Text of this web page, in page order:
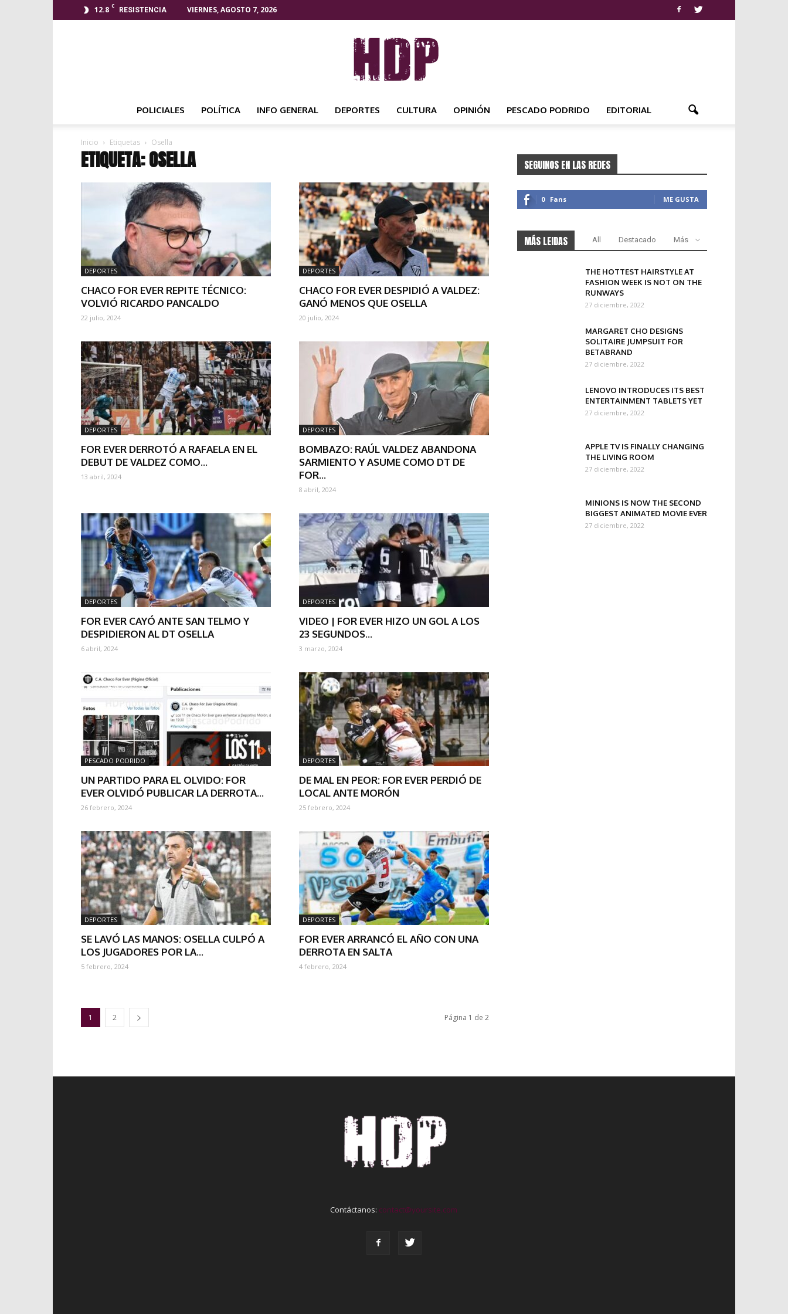
12.8 C
RESISTENCIA VIERNES, AGOSTO 7, 2026
NOTICIAS
POLICIALES POLÍTICA INFO GENERAL DEPORTES CULTURA OPINIÓN PESCADO PODRIDO EDITORIAL
Inicio Etiquetas Osella
ETIQUETA: OSELLA
DEPORTES
CHACO FOR EVER REPITE TÉCNICO:
VOLVIÓ RICARDO PANCALDO
22 julio, 2024
DEPORTES
CHACO FOR EVER DESPIDIÓ A VALDEZ:
GANÓ MENOS QUE OSELLA
20 julio, 2024
DEPORTES
FOR EVER DERROTÓ A RAFAELA EN EL
DEBUT DE VALDEZ COMO...
13 abril, 2024
DEPORTES
BOMBAZO: RAÚL VALDEZ ABANDONA
SARMIENTO Y ASUME COMO DT DE
FOR...
8 abril, 2024
DEPORTES
FOR EVER CAYÓ ANTE SAN TELMO Y
DESPIDIERON AL DT OSELLA
6 abril, 2024
DEPORTES
VIDEO | FOR EVER HIZO UN GOL A LOS
23 SEGUNDOS...
3 marzo, 2024
PESCADO PODRIDO
UN PARTIDO PARA EL OLVIDO: FOR
EVER OLVIDÓ PUBLICAR LA DERROTA...
26 febrero, 2024
DEPORTES
DE MAL EN PEOR: FOR EVER PERDIÓ DE
LOCAL ANTE MORÓN
25 febrero, 2024
DEPORTES
SE LAVÓ LAS MANOS: OSELLA CULPÓ A
LOS JUGADORES POR LA...
5 febrero, 2024
DEPORTES
FOR EVER ARRANCÓ EL AÑO CON UNA
DERROTA EN SALTA
4 febrero, 2024
1 2 Página 1 de 2
SEGUINOS EN LAS REDES
0 Fans ME GUSTA
MÁS LEIDAS All Destacado Más
THE HOTTEST HAIRSTYLE AT
FASHION WEEK IS NOT ON THE
RUNWAYS
27 diciembre, 2022
MARGARET CHO DESIGNS
SOLITAIRE JUMPSUIT FOR
BETABRAND
27 diciembre, 2022
LENOVO INTRODUCES ITS BEST
ENTERTAINMENT TABLETS YET
27 diciembre, 2022
APPLE TV IS FINALLY CHANGING
THE LIVING ROOM
27 diciembre, 2022
MINIONS IS NOW THE SECOND
BIGGEST ANIMATED MOVIE EVER
27 diciembre, 2022
Contáctanos: contact@yoursite.com